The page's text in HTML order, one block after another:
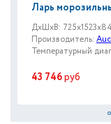
Ларь
ДxШxВ:
Производитель:
Температурный
43 746руб